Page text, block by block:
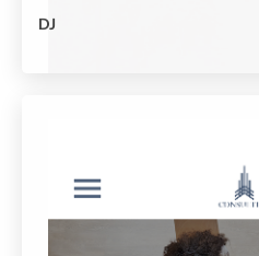
DJ